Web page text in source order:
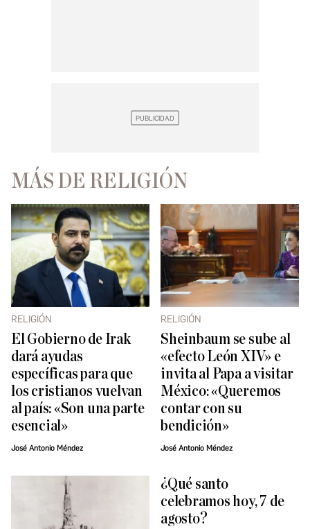
MÁS DE RELIGIÓN
RELIGIÓN
El Gobierno de Irak
dará ayudas
específicas para que
los cristianos vuelvan
al país: «Son una parte
esencial»
José Antonio Méndez
RELIGIÓN
Sheinbaum se sube al
«efecto León XIV» e
invita al Papa a visitar
México: «Queremos
contar con su
bendición»
José Antonio Méndez
¿Qué santo
celebramos hoy, 7 de
agosto?